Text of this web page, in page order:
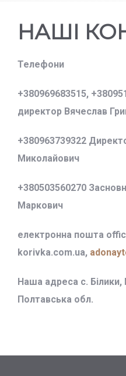
НАШІ
Телефони
+380969683515,
директор Вячеслав
+380963739322
Миколайович
+380503560270
Маркович
електронна пошта
korivka.com.ua,
Наша адреса с.
Полтавська обл.